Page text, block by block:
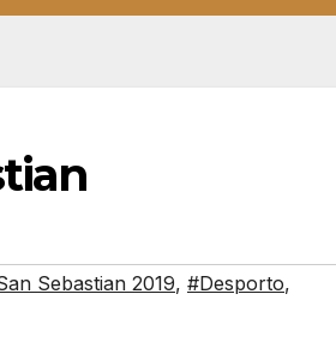
Sebastian 2019, #Desporto,